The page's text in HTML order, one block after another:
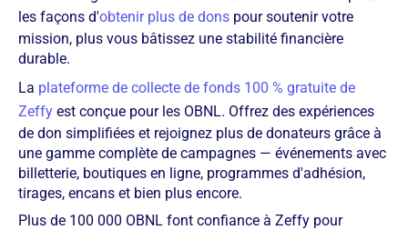
les façons d'obtenir plus de dons pour soutenir votre
mission, plus vous bâtissez une stabilité financière
durable.
La plateforme de collecte de fonds 100 % gratuite de
Zeffy est conçue pour les OBNL. Offrez des expériences
de don simplifiées et rejoignez plus de donateurs grâce à
une gamme complète de campagnes — événements avec
billetterie, boutiques en ligne, programmes d'adhésion,
tirages, encans et bien plus encore.
Plus de 100 000 OBNL font confiance à Zeffy pour